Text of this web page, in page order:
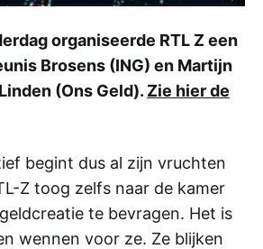
organiseerde RTL Z een
Brosens (ING) en Martijn
(Ons Geld). Zie hier de
begint dus al zijn vruchten
Z toog zelfs naar de kamer
te bevragen. Het is
wennen voor ze. Ze blijken